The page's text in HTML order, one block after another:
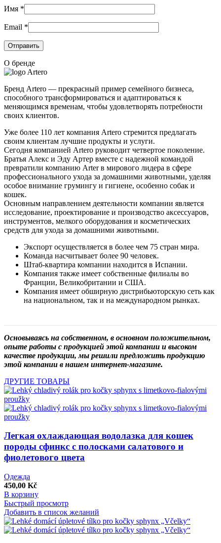
Имя *
Email *
О бренде
Бренд Artero — прекрасный пример семейного бизнеса,
способного трансформироваться и адаптироваться к
меняющимся временам, чтобы удовлетворять потребности
своих клиентов.
Уже более 110 лет компания Artero стремится предлагать
своим клиентам лучшие продукты и услуги.
Сегодня компанией Artero руководит четвертое поколение.
Братья Алекс и Эду Артер вместе с надежной командой
превратили компанию Arter в мирового лидера в сфере
профессионального ухода за домашними животными, уделяя
особое внимание грумингу и гигиене, особенно собак и
кошек.
Основным направлением деятельности компании является
исследование, проектирование и производство аксессуаров,
инструментов, мелкого оборудования и косметических
средств для ухода за домашними животными.
Экспорт осуществляется в более чем 75 стран мира.
Команда насчитывает более 90 человек.
Штаб-квартира компании находится в Испании.
Компания также имеет собственные филиалы во
Франции, Великобритании и США.
Компания имеет обширную дистрибьюторскую сеть как
на национальном, так и на международном рынках.
Основываясь на собственном, в основном положительном,
опыте работы с продукцией этой компании и высоком
качестве продукции, мы решили предложить продукцию
этой компании в нашем интернет-магазине.
ДРУГИЕ ТОВАРЫ
Легкая охлаждающая водолазка для кошек
породы сфинкс с полосками салатового и
фиолетового цвета
Одежда
450,00 Kč
В корзину
Быстрый просмотр
Добавить в список желаний